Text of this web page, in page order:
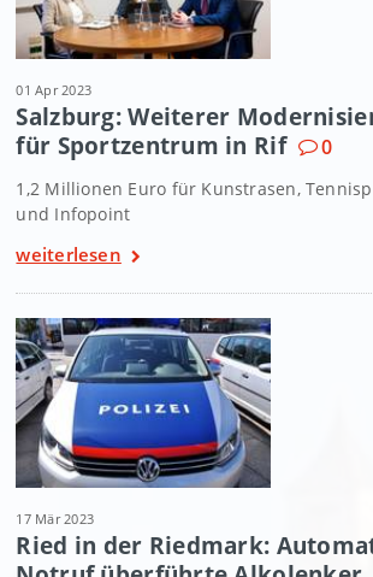
01 Apr 2023
Salzburg: Weiterer
für Sportzentrum in Rif
0
1,2 Millionen Euro für Kunstrasen,
und Infopoint
weiterlesen
17 Mär 2023
Ried in der Riedmark: